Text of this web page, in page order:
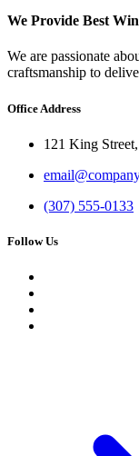
We Provide Best
We are passionate
craftsmanship to
Office Address
121 King
(307) 555-0133
Follow Us